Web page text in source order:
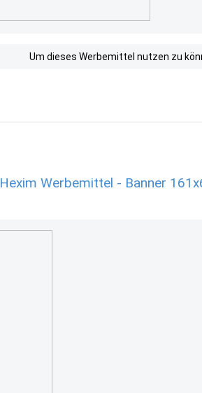
Um dieses Werbemittel nutzen zu
Hexim Werbemittel - Banner